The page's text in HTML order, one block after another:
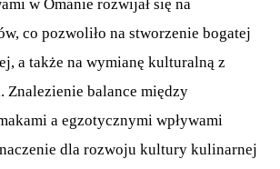
w Omanie rozwijał się na
co pozwoliło na stworzenie bogatej
a także na wymianę kulturalną z
Znalezienie balance między
a egzotycznymi wpływami
dla rozwoju kultury kulinarnej